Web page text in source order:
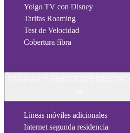
Yoigo TV con Disney
Tarifas Roaming
Test de Velocidad
Cobertura fibra
Líneas móviles adicionales
Internet segunda residencia